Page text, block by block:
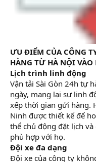
ƯU ĐIỂM CỦA CÔNG
HÀNG TỪ HÀ NỘI VÀO
Lịch trình linh động
Vận tải Sài Gòn 24h tự
ngày, mang lại sự linh
xếp thời gian gửi hàng.
Ninh được thiết kế để
thể chủ động đặt lịch
phù hợp với họ.
Đội xe đa dạng
Đội xe của công ty